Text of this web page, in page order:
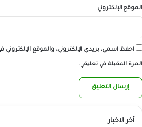
الموقع الإلكتروني
احفظ اسمي، بريدي الإلكتروني، والموقع
المرة المقبلة في تعليقي.
أخر الاخبار